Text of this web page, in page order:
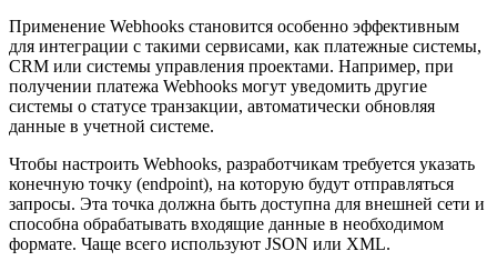
Применение Webhooks становится особенно эффективным
для интеграции с такими сервисами, как платежные системы,
CRM или системы управления проектами. Например, при
получении платежа Webhooks могут уведомить другие
системы о статусе транзакции, автоматически обновляя
данные в учетной системе.
Чтобы настроить Webhooks, разработчикам требуется указать
конечную точку (endpoint), на которую будут отправляться
запросы. Эта точка должна быть доступна для внешней сети и
способна обрабатывать входящие данные в необходимом
формате. Чаще всего используют JSON или XML.